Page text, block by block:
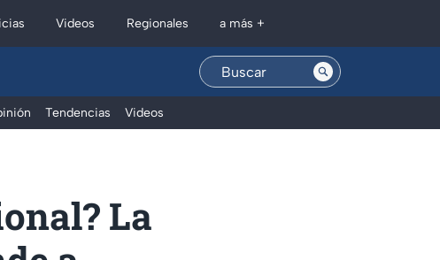
Videos Regionales a más +
Tendencias Videos
La